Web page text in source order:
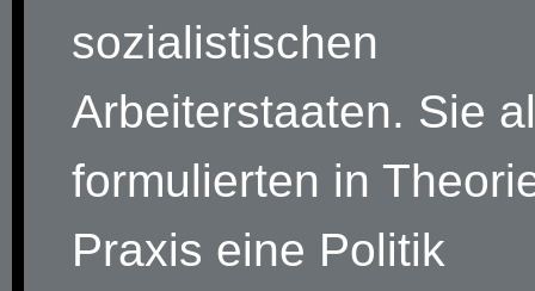
sozialistischen
Arbeiterstaaten. Sie
formulierten in
Praxis eine Politik